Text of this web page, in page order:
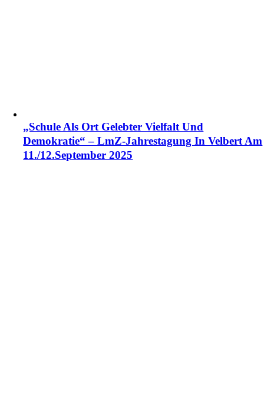
„Schule Als Ort Gelebter Vielfalt Und
Demokratie“ – LmZ-Jahrestagung In Velbert Am
11./12.September 2025